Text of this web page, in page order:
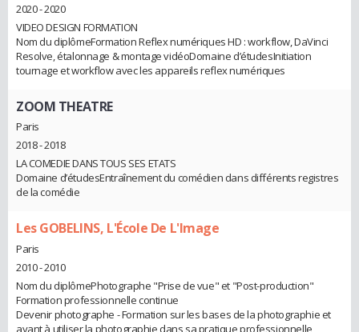
2020 - 2020
VIDEO DESIGN FORMATION
Nom du diplômeFormation Reflex numériques HD : workflow, DaVinci
Resolve, étalonnage & montage vidéoDomaine d’étudesInitiation
tournage et workflow avec les appareils reflex numériques
ZOOM THEATRE
Paris
2018 - 2018
LA COMEDIE DANS TOUS SES ETATS
Domaine d’étudesEntraînement du comédien dans différents registres
de la comédie
Les GOBELINS, L'École De L'Image
Paris
2010 - 2010
Nom du diplômePhotographe "Prise de vue" et "Post-production"
Formation professionnelle continue
Devenir photographe - Formation sur les bases de la photographie et
ayant à utiliser la photographie dans sa pratique professionnelle